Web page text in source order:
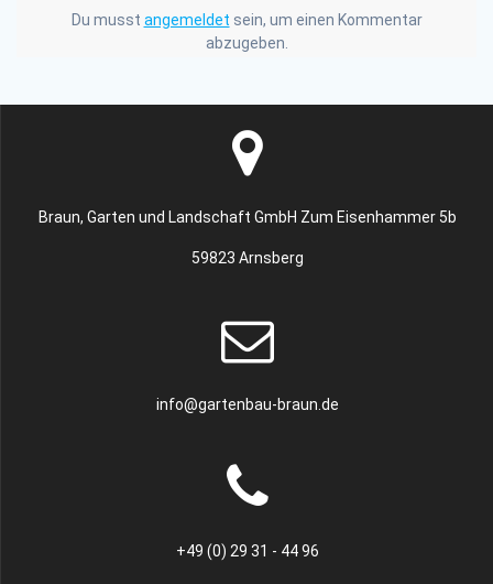
Du musst angemeldet sein, um einen Kommentar
abzugeben.
Braun, Garten und Landschaft GmbH Zum Eisenhammer 5b
59823 Arnsberg
info@gartenbau-braun.de
+49 (0) 29 31 - 44 96